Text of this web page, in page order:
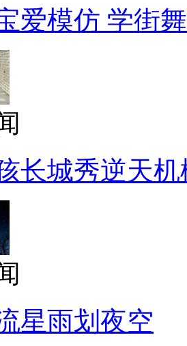
爱模仿 学街
长城秀逆天机
星雨划夜空